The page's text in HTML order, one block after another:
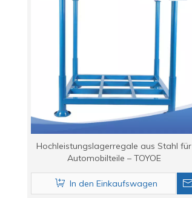
Hochleistungslagerregale aus Stahl für
Automobilteile – TOYOE
In den Einkaufswagen